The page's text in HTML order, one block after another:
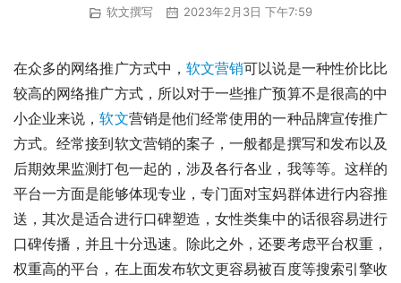
软文撰写 2023年2月3日 下午7:59
在众多的网络推广方式中， 软文营销可以说是一种性价比比
较高的网络推广方式，所以对于一些推广预算不是很高的中
小企业来说，软文营销是他们经常使用的一种品牌宣传推广
方式。经常接到软文营销的案子，一般都是撰写和发布以及
后期效果监测打包一起的，涉及各行各业，我等等。这样的
平台一方面是能够体现专业，专门面对宝妈群体进行内容推
送，其次是适合进行口碑塑造，女性类集中的话很容易进行
口碑传播，并且十分迅速。除此之外，还要考虑平台权重，
权重高的平台，在上面发布软文更容易被百度等搜索引擎收